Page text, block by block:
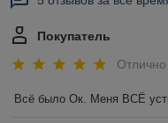
Покупатель
Отлично
Всё было Ок. Меня ВСЁ